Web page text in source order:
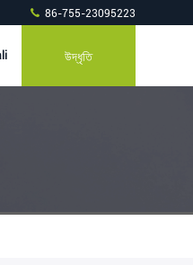
86-755-23095223
উদ্ধৃতি